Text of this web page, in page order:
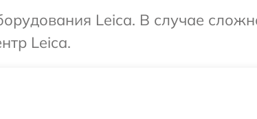
Leica. В случае
Leica.